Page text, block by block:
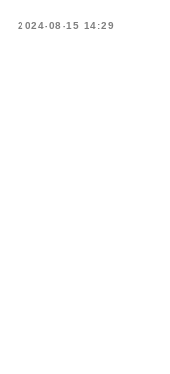
2024-08-15 14:29